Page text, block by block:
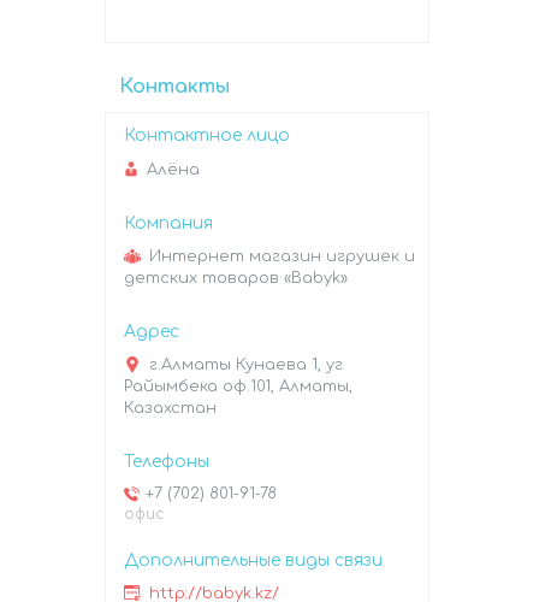
Контакты
Алёна
Интернет магазин игрушек и
детских товаров «Babyk»
г.Алматы Кунаева 1, уг
Райымбека оф.101, Алматы,
Казахстан
+7 (702) 801-91-78
офис
http://babyk.kz/